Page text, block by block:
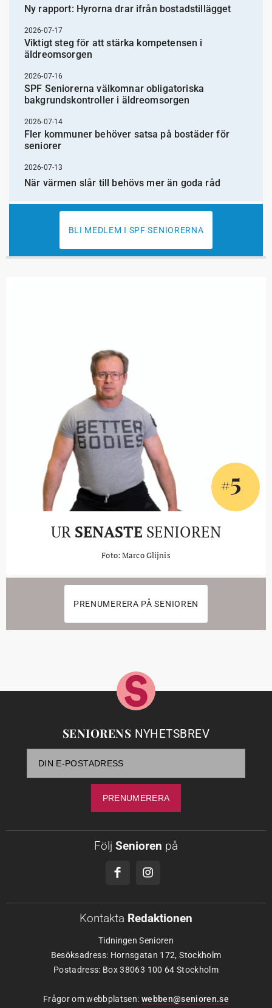
Ny rapport: Hyrorna drar ifrån bostadstillägget
2026-07-17
Viktigt steg för att stärka kompetensen i
äldreomsorgen
2026-07-16
SPF Seniorerna välkomnar obligatoriska
bakgrundskontroller i äldreomsorgen
2026-07-14
Fler kommuner behöver satsa på bostäder för
seniorer
2026-07-13
När värmen slår till behövs mer än goda råd
BLI MEDLEM I SPF SENIORERNA
#5
UR SENASTE SENIOREN
Foto: Marco Glijnis
PRENUMERERA PÅ SENIOREN
SENIORENS NYHETSBREV
Följ Senioren på
Kontakta Redaktionen
Tidningen Senioren
Besöksadress: Hornsgatan 172, Stockholm
Postadress: Box 38063 100 64 Stockholm
Frågor om webbplatsen: webben@senioren.se